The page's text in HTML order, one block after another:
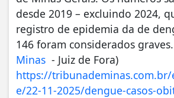
desde 2019 – excluindo 2024,
registro de epidemia da de
146 foram considerados
Minas - Juiz de Fora)
https://tribunademinas.com.br/
e/22-11-2025/dengue-casos-